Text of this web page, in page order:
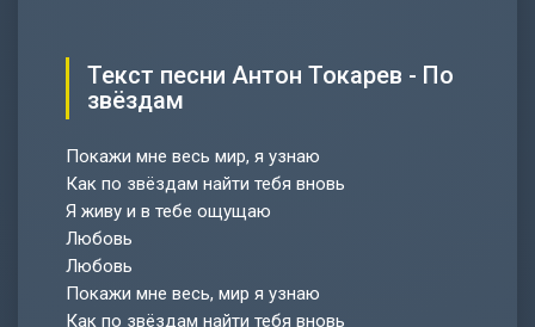
Текст песни Антон Токарев - По
звёздам
Покажи мне весь мир, я узнаю
Как по звёздам найти тебя вновь
Я живу и в тебе ощущаю
Любовь
Любовь
Покажи мне весь, мир я узнаю
Как по звёздам найти тебя вновь